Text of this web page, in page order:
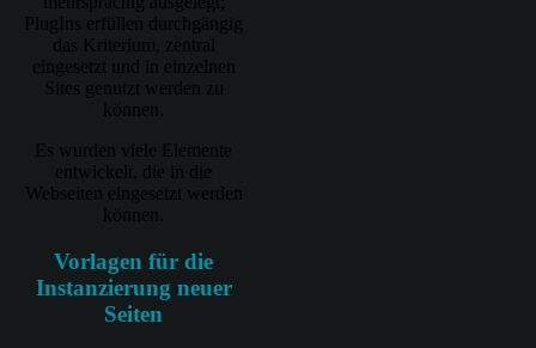
PlugIns erfüllen durchgängig
das Kriterium, zentral
eingesetzt und in einzelnen
Sites genutzt werden zu
können.
Es wurden viele Elemente
entwickelt, die in die
Webseiten eingesetzt werden
können.
Vorlagen für die
Instanzierung neuer
Seiten